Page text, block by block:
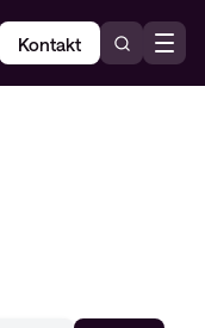
Kontakt